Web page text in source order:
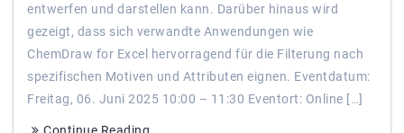
entwerfen und darstellen kann. Darüber hinaus wird
gezeigt, dass sich verwandte Anwendungen wie
ChemDraw for Excel hervorragend für die Filterung nach
spezifischen Motiven und Attributen eignen. Eventdatum:
Freitag, 06. Juni 2025 10:00 – 11:30 Eventort: Online […]
Continue Reading